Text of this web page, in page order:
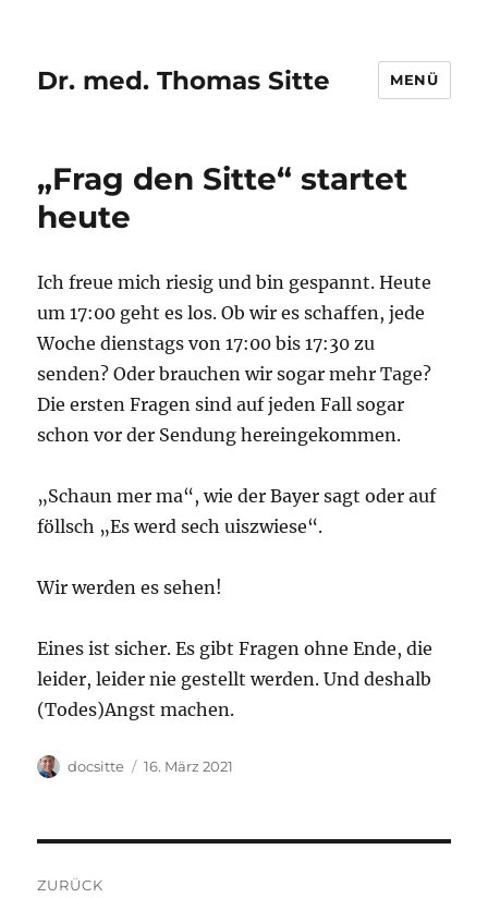
Dr. med. Thomas Sitte MENÜ
„Frag den Sitte“ startet
heute
Ich freue mich riesig und bin gespannt. Heute
um 17:00 geht es los. Ob wir es schaffen, jede
Woche dienstags von 17:00 bis 17:30 zu
senden? Oder brauchen wir sogar mehr Tage?
Die ersten Fragen sind auf jeden Fall sogar
schon vor der Sendung hereingekommen.
„Schaun mer ma“, wie der Bayer sagt oder auf
föllsch „Es werd sech uiszwiese“.
Wir werden es sehen!
Eines ist sicher. Es gibt Fragen ohne Ende, die
leider, leider nie gestellt werden. Und deshalb
(Todes)Angst machen.
Autor
docsitte
Veröffentlicht
16. März 2021
ZURÜCK